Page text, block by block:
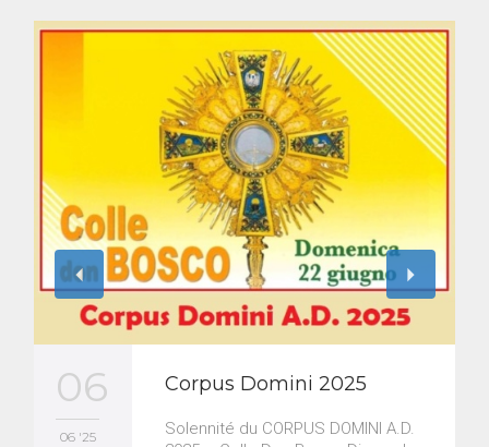
06
06 '25
Corpus Domini 2025
Solennité du CORPUS DOMINI A.D.